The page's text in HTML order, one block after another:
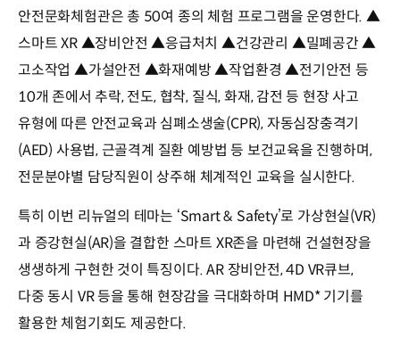
안전문화체험관은 총 50여 종의 체험 프로그램을 운영한다. ▲
스마트 XR ▲장비안전 ▲응급처치 ▲건강관리 ▲밀폐공간 ▲
고소작업 ▲가설안전 ▲화재예방 ▲작업환경 ▲전기안전 등
10개 존에서 추락, 전도, 협착, 질식, 화재, 감전 등 현장 사고
유형에 따른 안전교육과 심폐소생술(CPR), 자동심장충격기
(AED) 사용법, 근골격계 질환 예방법 등 보건교육을 진행하며,
전문분야별 담당직원이 상주해 체계적인 교육을 실시한다.
특히 이번 리뉴얼의 테마는 ‘Smart & Safety’로 가상현실(VR)
과 증강현실(AR)을 결합한 스마트 XR존을 마련해 건설현장을
생생하게 구현한 것이 특징이다. AR 장비안전, 4D VR큐브,
다중 동시 VR 등을 통해 현장감을 극대화하며 HMD* 기기를
활용한 체험기회도 제공한다.